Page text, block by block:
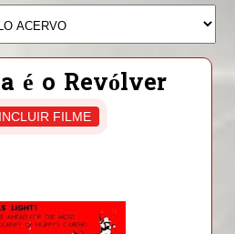
é o Revólver
FILME